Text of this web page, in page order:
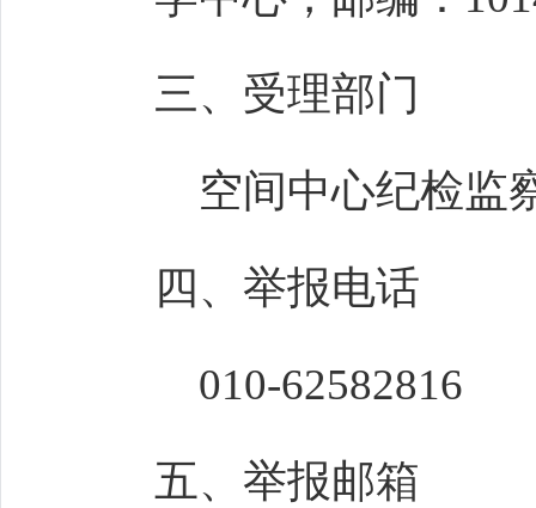
三、受理部门
空间中心纪检监
四、举报电话
010-62582816
五、举报邮箱